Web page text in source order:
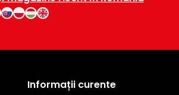
Informații curente